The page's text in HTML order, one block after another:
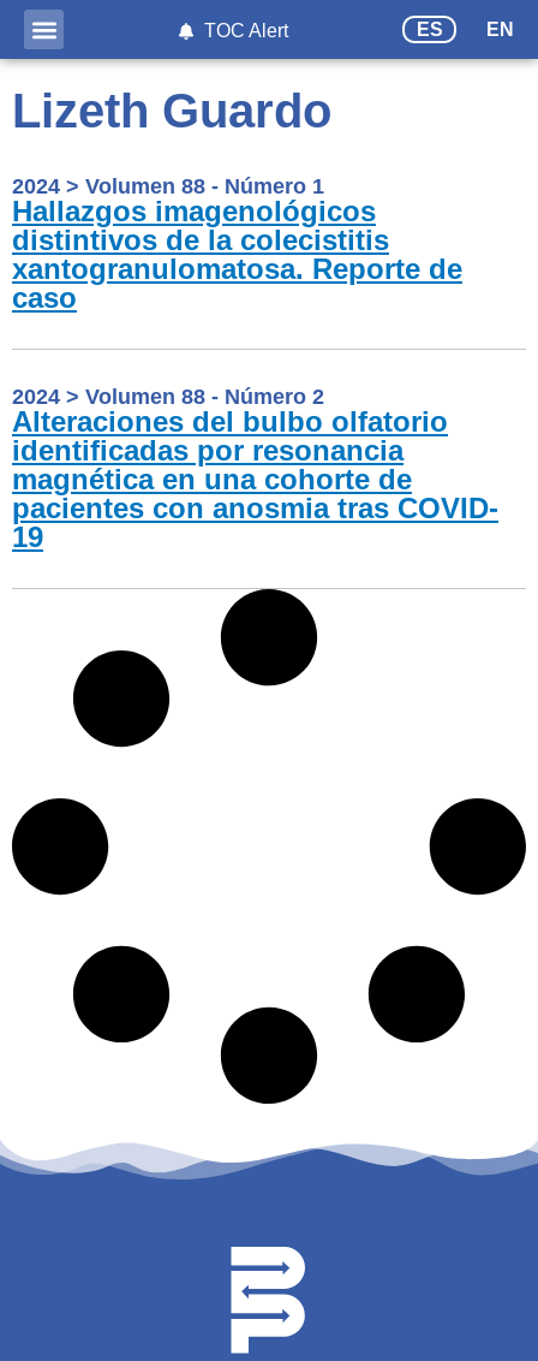
ES EN
TOC Alert
Lizeth Guardo
2024 > Volumen 88 - Número 1
Hallazgos imagenológicos
distintivos de la colecistitis
xantogranulomatosa. Reporte de
caso
2024 > Volumen 88 - Número 2
Alteraciones del bulbo olfatorio
identificadas por resonancia
magnética en una cohorte de
pacientes con anosmia tras COVID-
19